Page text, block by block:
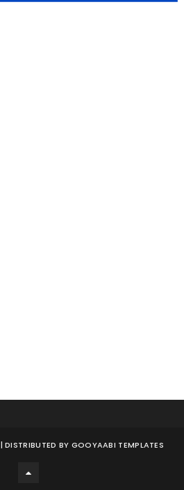
| DISTRIBUTED BY GOOYAABI TEMPLATES